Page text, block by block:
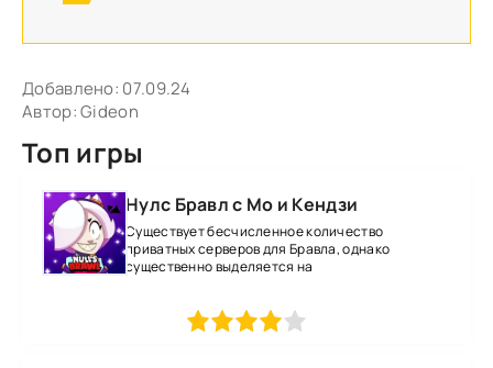
Добавлено: 07.09.24
Автор:Gideon
Топ игры
Нулс Бравл с Мо и Кендзи
Существует бесчисленное количество
приватных серверов для Бравла, однако
существенно выделяется на